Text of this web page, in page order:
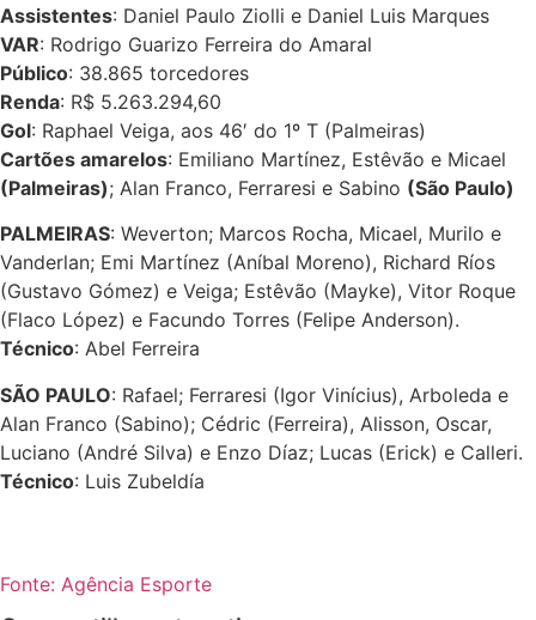
Assistentes: Daniel Paulo Ziolli e Daniel Luis Marques
VAR: Rodrigo Guarizo Ferreira do Amaral
Público: 38.865 torcedores
Renda: R$ 5.263.294,60
Gol: Raphael Veiga, aos 46′ do 1º T (Palmeiras)
Cartões amarelos: Emiliano Martínez, Estêvão e Micael
(Palmeiras); Alan Franco, Ferraresi e Sabino (São Paulo)
PALMEIRAS: Weverton; Marcos Rocha, Micael, Murilo e
Vanderlan; Emi Martínez (Aníbal Moreno), Richard Ríos
(Gustavo Gómez) e Veiga; Estêvão (Mayke), Vitor Roque
(Flaco López) e Facundo Torres (Felipe Anderson).
Técnico: Abel Ferreira
SÃO PAULO: Rafael; Ferraresi (Igor Vinícius), Arboleda e
Alan Franco (Sabino); Cédric (Ferreira), Alisson, Oscar,
Luciano (André Silva) e Enzo Díaz; Lucas (Erick) e Calleri.
Técnico: Luis Zubeldía
Fonte: Agência Esporte